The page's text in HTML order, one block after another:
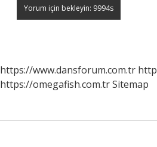
https://www.dansforum.com.tr
https://omegafish.com.trSitemap